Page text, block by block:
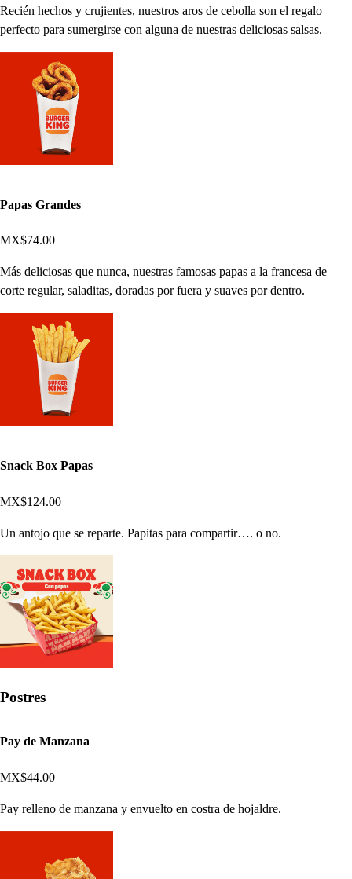
Recién hechos y crujientes, nuestros aros de cebolla son el regalo
perfecto para sumergirse con alguna de nuestras deliciosas salsas.
Papas Grandes
MX$74.00
Más deliciosas que nunca, nuestras famosas papas a la francesa de
corte regular, saladitas, doradas por fuera y suaves por dentro.
Snack Box Papas
MX$124.00
Un antojo que se reparte. Papitas para compartir…. o no.
Postres
Pay de Manzana
MX$44.00
Pay relleno de manzana y envuelto en costra de hojaldre.